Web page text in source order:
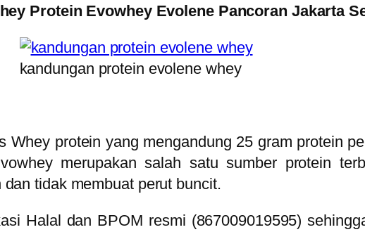
Protein Evowhey Evolene Pancoran Jakarta
kandungan protein evolene whey
Whey protein yang mengandung 25 gram protein
merupakan salah satu sumber protein
tidak membuat perut buncit.
Halal dan BPOM resmi (867009019595)